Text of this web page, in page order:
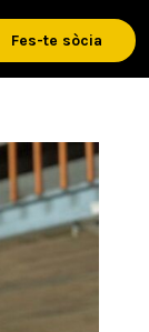
Fes-te sòcia